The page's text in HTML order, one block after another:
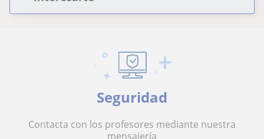
Seguridad
Contacta con los profesores mediante nuestra
mensajería